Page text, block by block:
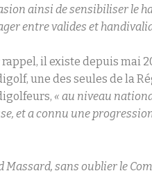
ainsi de sensibiliser le
entre valides et
rappel, il existe depuis mai
une des seules de la
« au niveau
et a connu une
Massard, sans oublier le